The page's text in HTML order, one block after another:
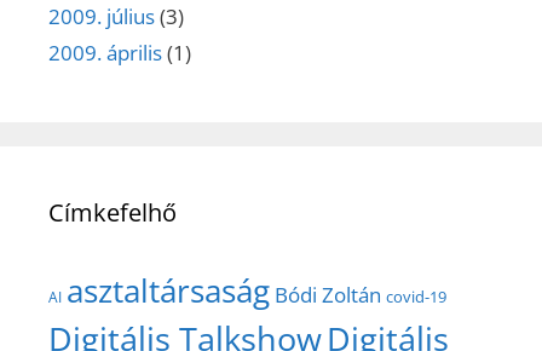
2009. július(3)
2009. április(1)
Címkefelhő
AI asztaltársaság Bódi Zoltán covid-19
Digitális TalkshowDigitális